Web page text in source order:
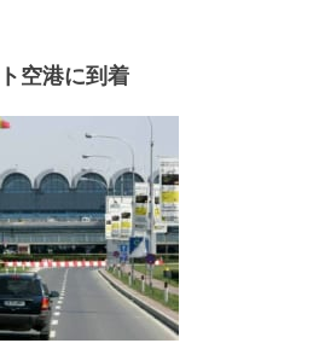
空港に到着